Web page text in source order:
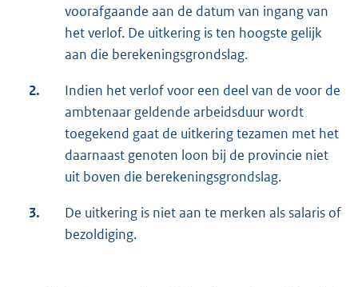
voorafgaande aan de datum van ingang van
het verlof. De uitkering is ten hoogste gelijk
aan die berekeningsgrondslag.
2.
Indien het verlof voor een deel van de voor de
ambtenaar geldende arbeidsduur wordt
toegekend gaat de uitkering tezamen met het
daarnaast genoten loon bij de provincie niet
uit boven die berekeningsgrondslag.
3.
De uitkering is niet aan te merken als salaris of
bezoldiging.